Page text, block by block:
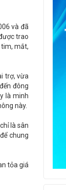
và đã
trao
mắt,
trợ, vừa
đông
là minh
này.
là sân
chung
tỏa giá